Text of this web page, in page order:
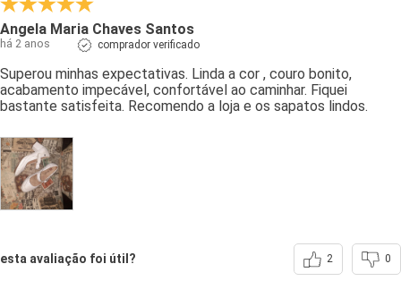
Angela Maria Chaves Santos
há 2 anos comprador verificado
Superou minhas expectativas. Linda a cor , couro bonito,
acabamento impecável, confortável ao caminhar. Fiquei
bastante satisfeita. Recomendo a loja e os sapatos lindos.
esta avaliação foi útil? 2 0